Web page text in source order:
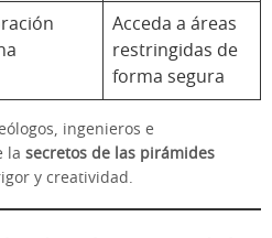
Acceda a áreas
restringidas de
forma segura
ingenieros e
la secretos de las pirámides
y creatividad.